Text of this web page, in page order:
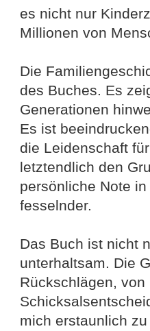
es nicht nur
Millionen von
Die
des Buches. Es
Generationen
Es ist
die Leidenschaft
letztendlich den
persönliche Note
fesselnder.
Das Buch ist nicht
unterhaltsam. Die
Rückschlägen,
mich erstaunlich